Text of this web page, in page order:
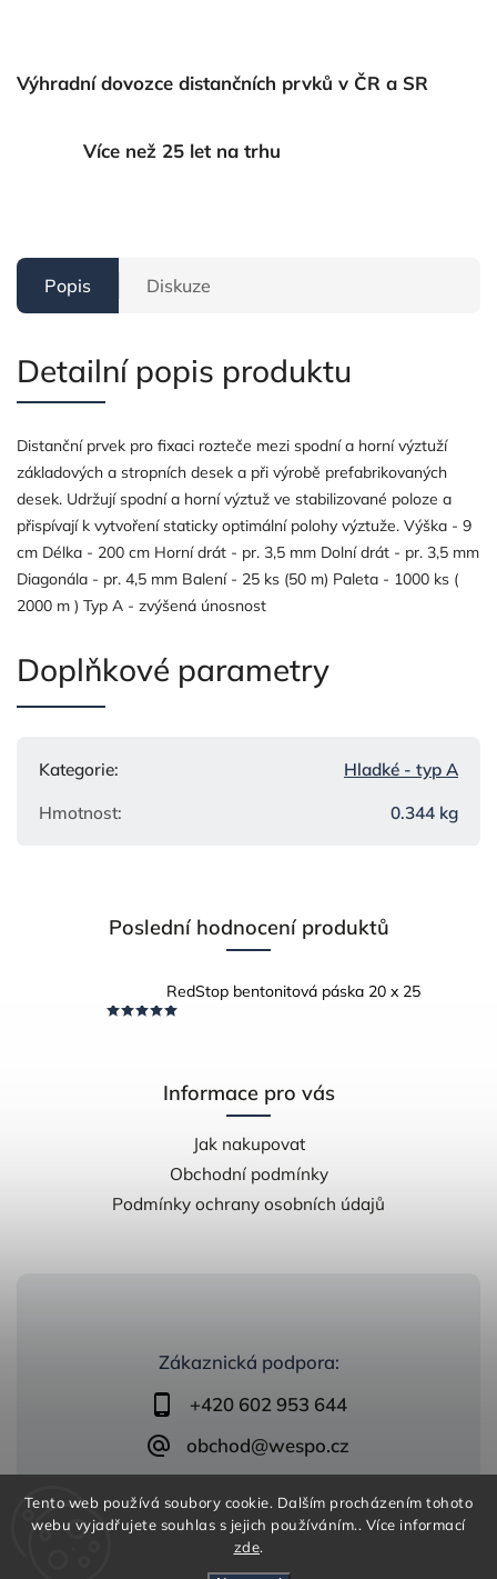
Tento web používá soubory cookie. Dalším procházením tohoto
webu vyjadřujete souhlas s jejich používáním.. Více informací
zde.
Výhradní dovozce distančních prvků v ČR a SR
Více než 25 let na trhu
Popis Diskuze
Detailní popis produktu
Distanční prvek pro fixaci rozteče mezi spodní a horní výztuží
základových a stropních desek a při výrobě prefabrikovaných
desek. Udržují spodní a horní výztuž ve stabilizované poloze a
přispívají k vytvoření staticky optimální polohy výztuže. Výška - 9
cm Délka - 200 cm Horní drát - pr. 3,5 mm Dolní drát - pr. 3,5 mm
Diagonála - pr. 4,5 mm Balení - 25 ks (50 m) Paleta - 1000 ks (
2000 m ) Typ A - zvýšená únosnost
Doplňkové parametry
Kategorie: Hladké - typ A
Hmotnost: 0.344 kg
Zákaznická podpora:
+420 602 953 644
obchod@wespo.cz
Poslední hodnocení produktů
RedStop bentonitová páska 20 x 25
Informace pro vás
Jak nakupovat
Obchodní podmínky
Podmínky ochrany osobních údajů